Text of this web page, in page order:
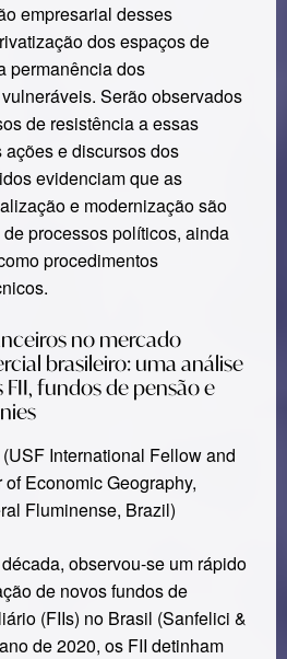
empresarial desses
dos espaços de
permanência dos
Serão observados
de resistência a essas
e discursos dos
evidenciam que as
e modernização são
processos políticos, ainda
procedimentos
no mercado
brasileiro: uma análise
fundos de pensão e
(USF International Fellow and
Economic Geography,
Fluminense, Brazil)
observou-se um rápido
de novos fundos de
(FIIs) no Brasil (Sanfelici &
de 2020, os FII detinham